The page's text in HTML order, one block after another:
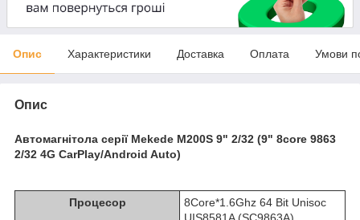
Опис Характеристики Доставка Оплата Умови
Опис
Автомагнітола серії Mekede M200S 9" 2/32 (9" 8core 9863
2/32 4G CarPlay/Android Auto)
Процесор
8Core*1.6Ghz 64 Bit Unisoc